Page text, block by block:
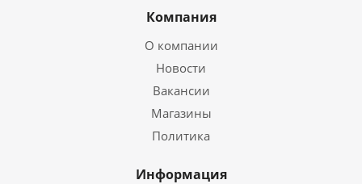
Компания
О компании
Новости
Вакансии
Магазины
Политика
Информация